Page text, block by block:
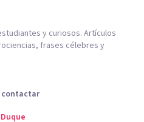
y curiosos. Artículos
frases célebres y
contactar